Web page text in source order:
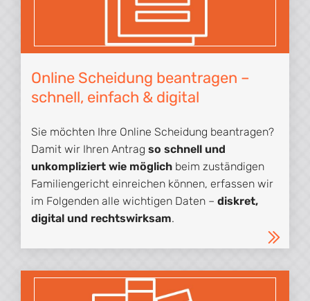
Online Scheidung beantragen –
schnell, einfach & digital
Sie möchten Ihre Online Scheidung beantragen?
Damit wir Ihren Antrag so schnell und
unkompliziert wie möglich beim zuständigen
Familiengericht einreichen können, erfassen wir
im Folgenden alle wichtigen Daten – diskret,
digital und rechtswirksam.